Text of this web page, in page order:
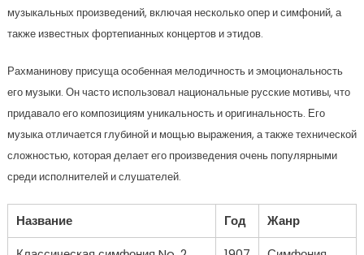
музыкальных произведений, включая несколько опер и симфоний, а
также известных фортепианных концертов и этидов.
Рахманинову присуща особенная мелодичность и эмоциональность
его музыки. Он часто использовал национальные русские мотивы, что
придавало его композициям уникальность и оригинальность. Его
музыка отличается глубиной и мощью выражения, а также технической
сложностью, которая делает его произведения очень популярными
среди исполнителей и слушателей.
Название Год
Жанр